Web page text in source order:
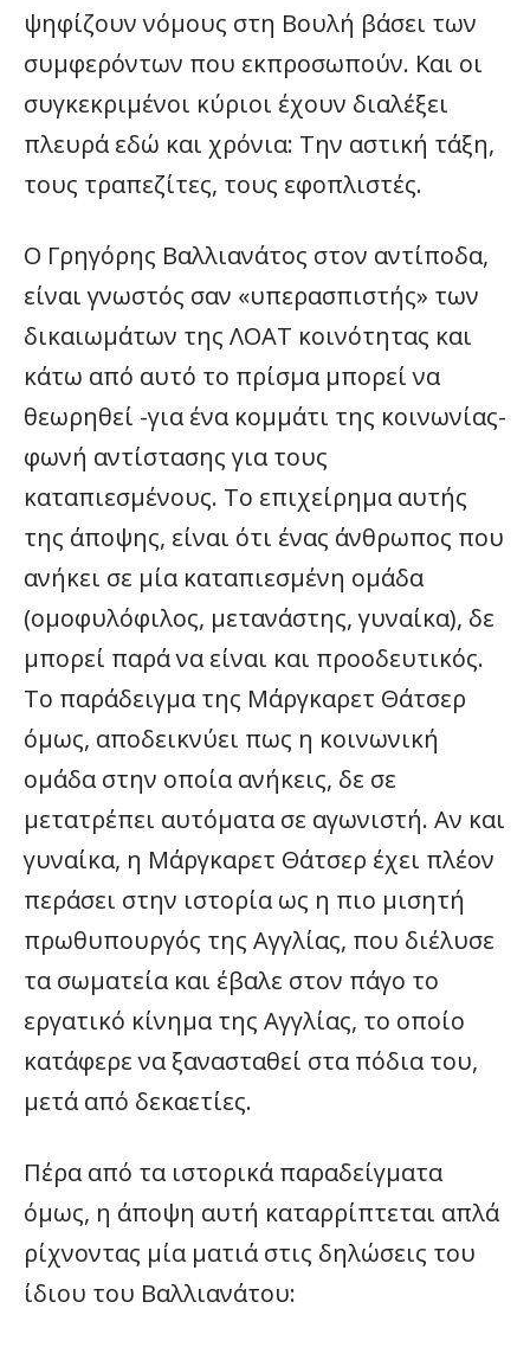
ψηφίζουν νόμους στη Βουλή βάσει των
συμφερόντων που εκπροσωπούν. Και οι
συγκεκριμένοι κύριοι έχουν διαλέξει
πλευρά εδώ και χρόνια: Την αστική τάξη,
τους τραπεζίτες, τους εφοπλιστές.
Ο Γρηγόρης Βαλλιανάτος στον αντίποδα,
είναι γνωστός σαν «υπερασπιστής» των
δικαιωμάτων της ΛΟΑΤ κοινότητας και
κάτω από αυτό το πρίσμα μπορεί να
θεωρηθεί -για ένα κομμάτι της κοινωνίας-
φωνή αντίστασης για τους
καταπιεσμένους. Το επιχείρημα αυτής
της άποψης, είναι ότι ένας άνθρωπος που
ανήκει σε μία καταπιεσμένη ομάδα
(ομοφυλόφιλος, μετανάστης, γυναίκα), δε
μπορεί παρά να είναι και προοδευτικός.
Το παράδειγμα της Μάργκαρετ Θάτσερ
όμως, αποδεικνύει πως η κοινωνική
ομάδα στην οποία ανήκεις, δε σε
μετατρέπει αυτόματα σε αγωνιστή. Αν και
γυναίκα, η Μάργκαρετ Θάτσερ έχει πλέον
περάσει στην ιστορία ως η πιο μισητή
πρωθυπουργός της Αγγλίας, που διέλυσε
τα σωματεία και έβαλε στον πάγο το
εργατικό κίνημα της Αγγλίας, το οποίο
κατάφερε να ξανασταθεί στα πόδια του,
μετά από δεκαετίες.
Πέρα από τα ιστορικά παραδείγματα
όμως, η άποψη αυτή καταρρίπτεται απλά
ρίχνοντας μία ματιά στις δηλώσεις του
ίδιου του Βαλλιανάτου: